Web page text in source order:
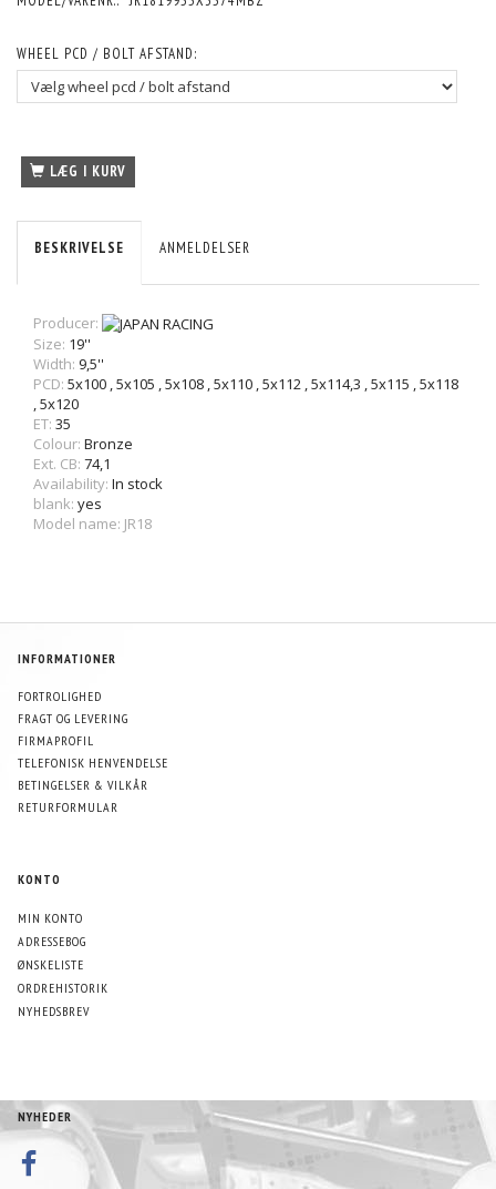
WHEEL PCD / BOLT AFSTAND:
LÆG I KURV
BESKRIVELSE ANMELDELSER
Producer:
Size: 19''
Width: 9,5''
PCD: 5x100 ,5x105 ,5x108 ,5x110 ,5x112 ,5x114,3 ,5x115 ,5x118
,5x120
ET: 35
Colour: Bronze
Ext. CB: 74,1
Availability: In stock
blank: yes
Model name: JR18
INFORMATIONER
FORTROLIGHED
FRAGT OG LEVERING
FIRMAPROFIL
TELEFONISK HENVENDELSE
BETINGELSER & VILKÅR
RETURFORMULAR
KONTO
MIN KONTO
ADRESSEBOG
ØNSKELISTE
ORDREHISTORIK
NYHEDSBREV
NYHEDER